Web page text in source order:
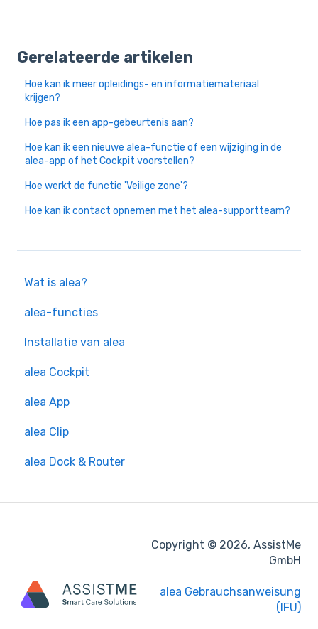
Wat is alea?
alea-functies
Installatie van alea
alea Cockpit
alea App
alea Clip
alea Dock & Router
Gerelateerde artikelen
Hoe kan ik meer opleidings- en informatiemateriaal
krijgen?
Hoe pas ik een app-gebeurtenis aan?
Hoe kan ik een nieuwe alea-functie of een wijziging in de
alea-app of het Cockpit voorstellen?
Hoe werkt de functie 'Veilige zone'?
Hoe kan ik contact opnemen met het alea-supportteam?
Copyright © 2026, AssistMe
GmbH
alea Gebrauchsanweisung
(IFU)